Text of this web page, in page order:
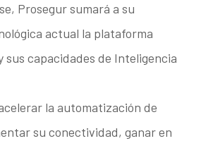
Prosegur sumará a su
actual la plataforma
sus capacidades de Inteligencia
la automatización de
su conectividad, ganar en